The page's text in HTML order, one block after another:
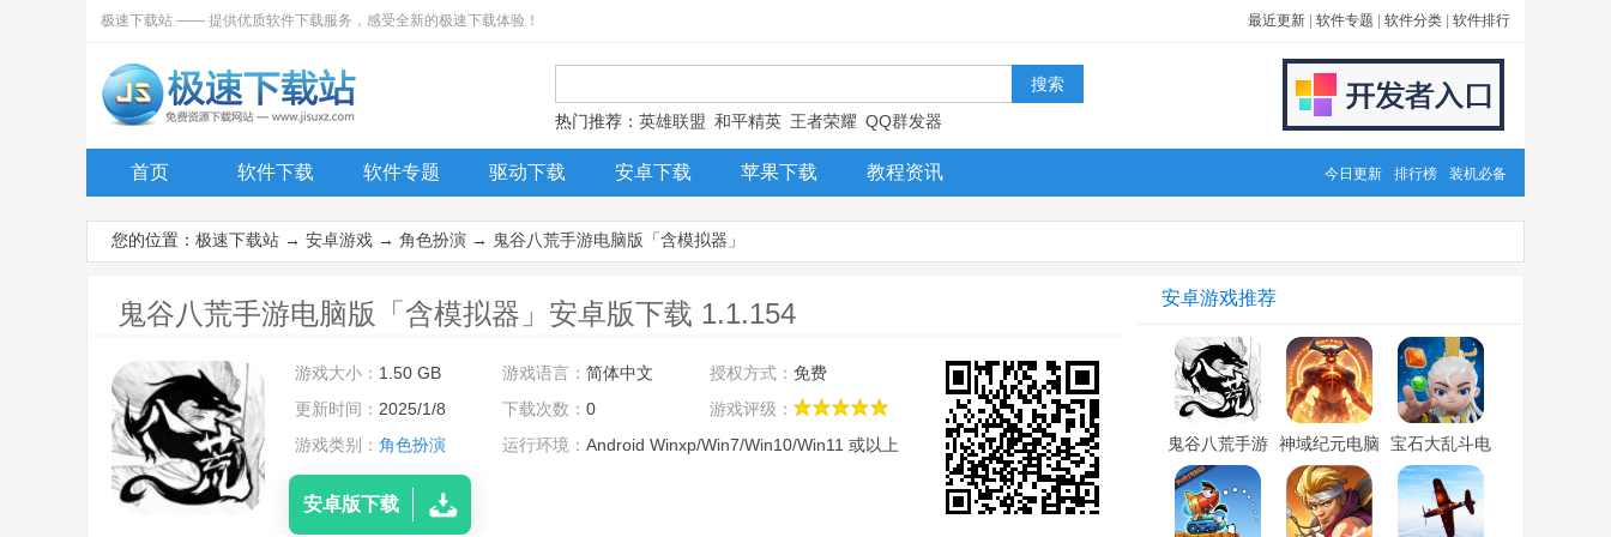
极速下载站 —— 提供优质软件下载服务，感受全新的极速下载体验！ 最近更新 软件专题 软件分类 软件排行
热门推荐： 英雄联盟 和平精英 王者荣耀 QQ群发器
首页 软件下载 软件专题 驱动下载 安卓下载 苹果下载 教程资讯 今日更新 排行榜 装机必备
您的位置： 极速下载站 → 安卓游戏 → 角色扮演 → 鬼谷八荒手游电脑版「含模拟器」
鬼谷八荒手游电脑版「含模拟器」安卓版下载 1.1.154
游戏大小： 1.50 GB 游戏语言：简体中文 授权方式：免费
更新时间： 2025/1/8 下载次数：0
游戏评级：
游戏类别： 角色扮演 运行环境：Android Winxp/Win7/Win10/Win11 或以上
安卓版下载
安卓游戏推荐
鬼谷八荒手游
电脑版「含模
拟器」
神域纪元电脑
版「含模拟
器」
宝石大乱斗电
脑版「含模拟
器」